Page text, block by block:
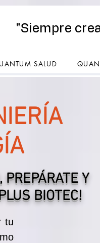
"Siempre
SALUD
PREPÁRATE Y
BIOTEC!
tu